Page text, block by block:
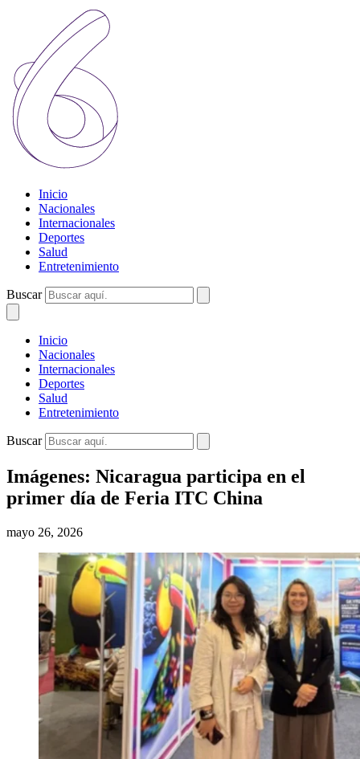
Inicio
Nacionales
Internacionales
Deportes
Salud
Entretenimiento
Buscar
Inicio
Nacionales
Internacionales
Deportes
Salud
Entretenimiento
Buscar
Imágenes: Nicaragua participa en el
primer día de Feria ITC China
mayo 26, 2026